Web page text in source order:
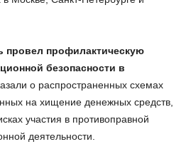
провел профилактическую
безопасности в
о распространенных схемах
на хищение денежных средств,
участия в противоправной
деятельности.